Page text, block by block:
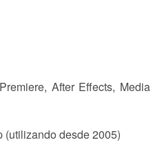
After Effects, Media
(utilizando desde 2005)